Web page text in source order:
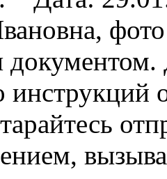
фото
документом.
инструкций